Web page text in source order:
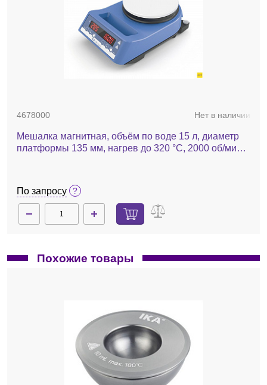
4678000 Нет в наличии
Мешалка магнитная, объём по воде 15 л, диаметр
платформы 135 мм, нагрев до 320 °С, 2000 об/мин,
По запросу
Похожие товары